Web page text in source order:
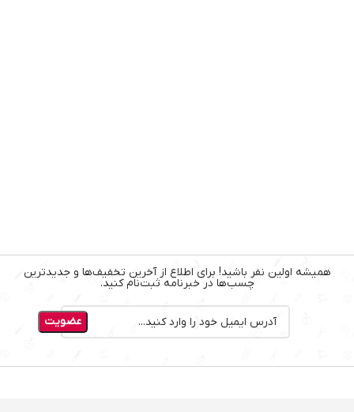
همیشه اولین نفر باشید! برای اطلاع از آخرین تخفیف‌ها و جدیدترین
چسب‌ها در خبرنامه ثبت‌نام کنید.